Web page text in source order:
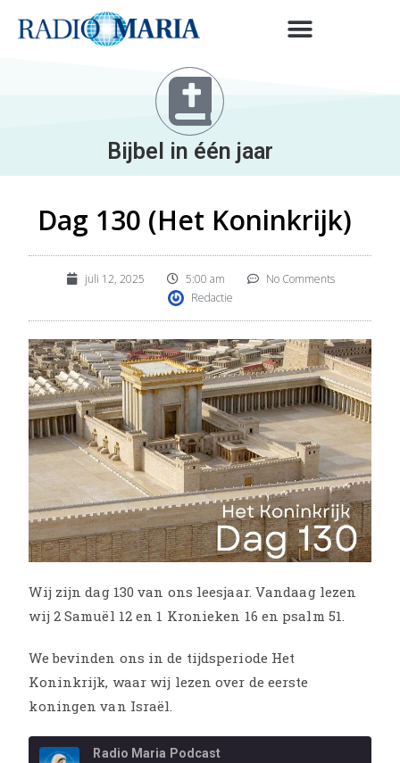
Bijbel in één jaar
Dag 130 (Het Koninkrijk)
juli 12, 2025 5:00 am
No Comments
Redactie
Wij zijn dag 130 van ons leesjaar. Vandaag lezen
wij 2 Samuël 12 en 1 Kronieken 16 en psalm 51.
We bevinden ons in de tijdsperiode Het
Koninkrijk, waar wij lezen over de eerste
koningen van Israël.
Radio Maria Podcast